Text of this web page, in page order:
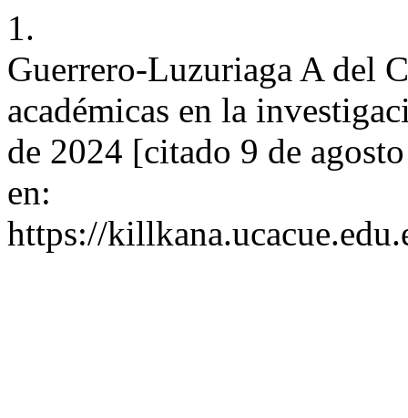
1.
Guerrero-Luzuriaga A del
académicas en la
de 2024 [citado 9 de
en:
https://